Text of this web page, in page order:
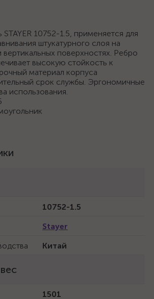
10752-1.5, применяется для
штукатурного слоя на
вертикальных поверхностях. Ребро
высокую стойкость к
материал корпуса
срок службы. Эргономичные
использования.
10752-1.5
Stayer
Китай
1501